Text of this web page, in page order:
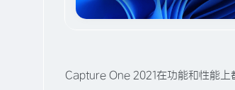
Capture One 2021在功能和性能上